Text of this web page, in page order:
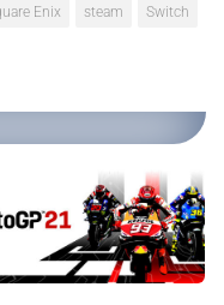
Enix steam
Switch